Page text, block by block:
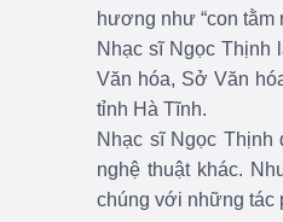
hương như “con tằm
Nhạc sĩ Ngọc Thịnh
Văn hóa, Sở Văn
tỉnh Hà Tĩnh.
Nhạc sĩ Ngọc
nghệ thuật khác.
chúng với những tác